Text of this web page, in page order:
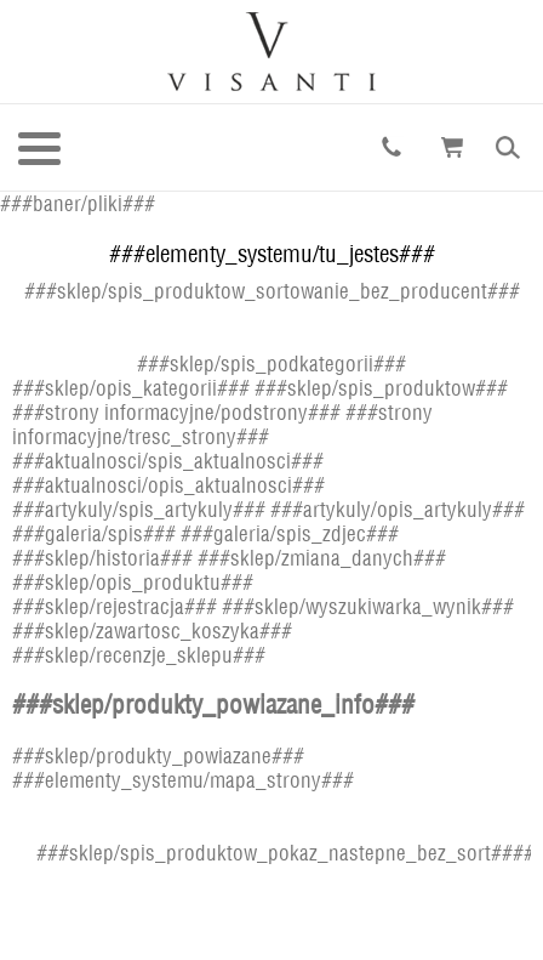
###baner/pliki###
###elementy_systemu/tu_jestes###
###sklep/spis_produktow_sortowanie_bez_producent###
###sklep/spis_podkategorii###
###sklep/opis_kategorii### ###sklep/spis_produktow###
###strony informacyjne/podstrony### ###strony
informacyjne/tresc_strony###
###aktualnosci/spis_aktualnosci###
###aktualnosci/opis_aktualnosci###
###artykuly/spis_artykuly### ###artykuly/opis_artykuly###
###galeria/spis### ###galeria/spis_zdjec###
###sklep/historia### ###sklep/zmiana_danych###
###sklep/opis_produktu###
###sklep/rejestracja### ###sklep/wyszukiwarka_wynik###
###sklep/zawartosc_koszyka###
###sklep/recenzje_sklepu###
###sklep/produkty_powiazane_info###
###sklep/produkty_powiazane###
###elementy_systemu/mapa_strony###
###sklep/